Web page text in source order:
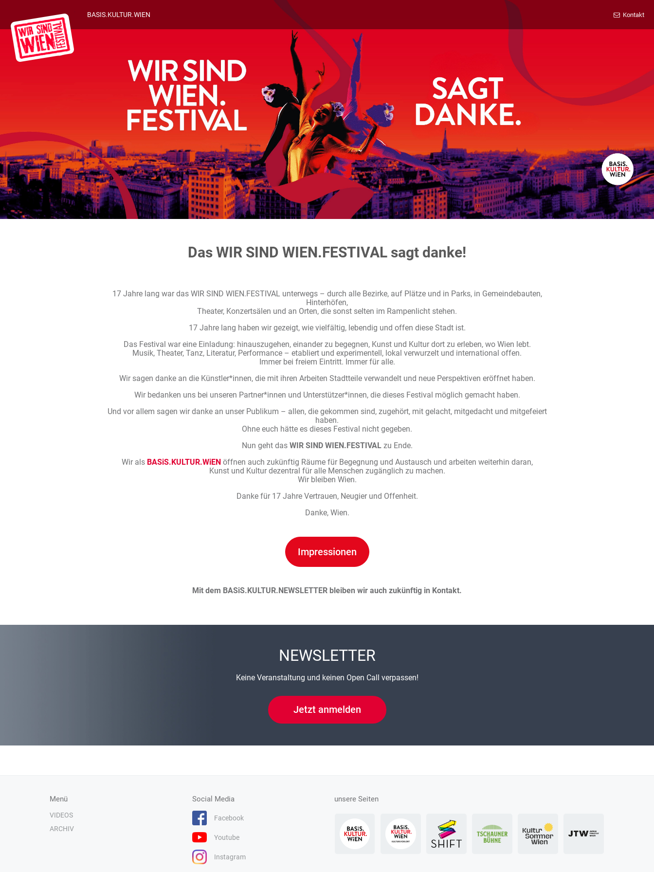
BASIS.KULTUR.WIEN Kontakt
Das WIR SIND WIEN.FESTIVAL sagt danke!
17 Jahre lang war das WIR SIND WIEN.FESTIVAL unterwegs – durch alle Bezirke, auf Plätze und in Parks, in Gemeindebauten,
Hinterhöfen,
Theater, Konzertsälen und an Orten, die sonst selten im Rampenlicht stehen.
17 Jahre lang haben wir gezeigt, wie vielfältig, lebendig und offen diese Stadt ist.
Das Festival war eine Einladung: hinauszugehen, einander zu begegnen, Kunst und Kultur dort zu erleben, wo Wien lebt.
Musik, Theater, Tanz, Literatur, Performance – etabliert und experimentell, lokal verwurzelt und international offen.
Immer bei freiem Eintritt. Immer für alle.
Wir sagen danke an die Künstler*innen, die mit ihren Arbeiten Stadtteile verwandelt und neue Perspektiven eröffnet haben.
Wir bedanken uns bei unseren Partner*innen und Unterstützer*innen, die dieses Festival möglich gemacht haben.
Und vor allem sagen wir danke an unser Publikum – allen, die gekommen sind, zugehört, mit gelacht, mitgedacht und mitgefeiert
haben.
Ohne euch hätte es dieses Festival nicht gegeben.
Nun geht das WIR SIND WIEN.FESTIVALzu Ende.
Wir als BASiS.KULTUR.WiENöffnen auch zukünftig Räume für Begegnung und Austausch und arbeiten weiterhin daran,
Kunst und Kultur dezentral für alle Menschen zugänglich zu machen.
Wir bleiben Wien.
Danke für 17 Jahre Vertrauen, Neugier und Offenheit.
Danke, Wien.
Impressionen
Mit dem BASiS.KULTUR.NEWSLETTER bleiben wir auch zukünftig in Kontakt.
NEWSLETTER
Keine Veranstaltung und keinen Open Call verpassen!
Jetzt anmelden
Menü
VIDEOS
ARCHIV
Social Media
Facebook
Youtube
Instagram
unsere Seiten